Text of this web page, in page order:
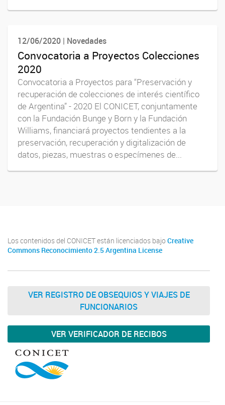
12/06/2020 | Novedades
Convocatoria a Proyectos Colecciones
2020
Convocatoria a Proyectos para “Preservación y
recuperación de colecciones de interés científico
de Argentina” - 2020 El CONICET, conjuntamente
con la Fundación Bunge y Born y la Fundación
Williams, financiará proyectos tendientes a la
preservación, recuperación y digitalización de
datos, piezas, muestras o especímenes de...
Los contenidos del CONICET están licenciados bajo Creative
Commons Reconocimiento 2.5 Argentina License
VER REGISTRO DE OBSEQUIOS Y VIAJES DE
FUNCIONARIOS
VER VERIFICADOR DE RECIBOS